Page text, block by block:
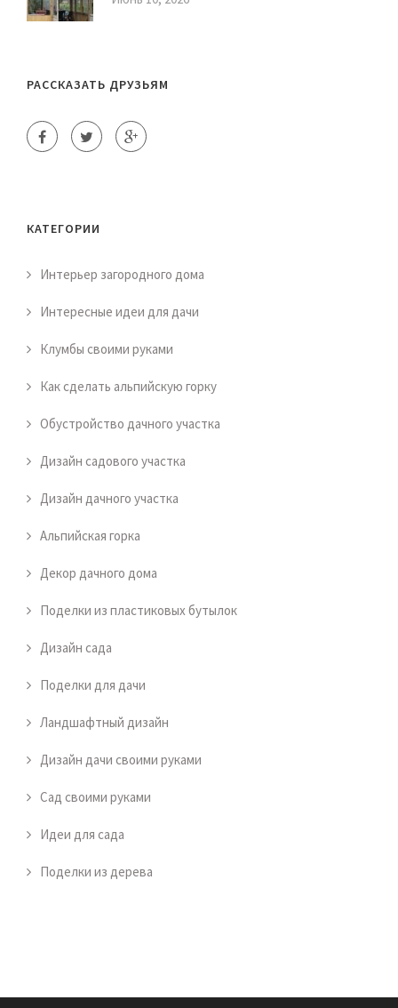
РАССКАЗАТЬ ДРУЗЬЯМ
КАТЕГОРИИ
Интерьер загородного дома
Интересные идеи для дачи
Клумбы своими руками
Как сделать альпийскую горку
Обустройство дачного участка
Дизайн садового участка
Дизайн дачного участка
Альпийская горка
Декор дачного дома
Поделки из пластиковых бутылок
Дизайн сада
Поделки для дачи
Ландшафтный дизайн
Дизайн дачи своими руками
Сад своими руками
Идеи для сада
Поделки из дерева